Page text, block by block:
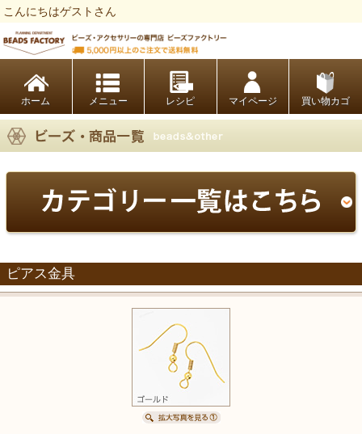
こんにちはゲストさん
ホーム レシピ マイページ 買い物カゴ
ピアス金具